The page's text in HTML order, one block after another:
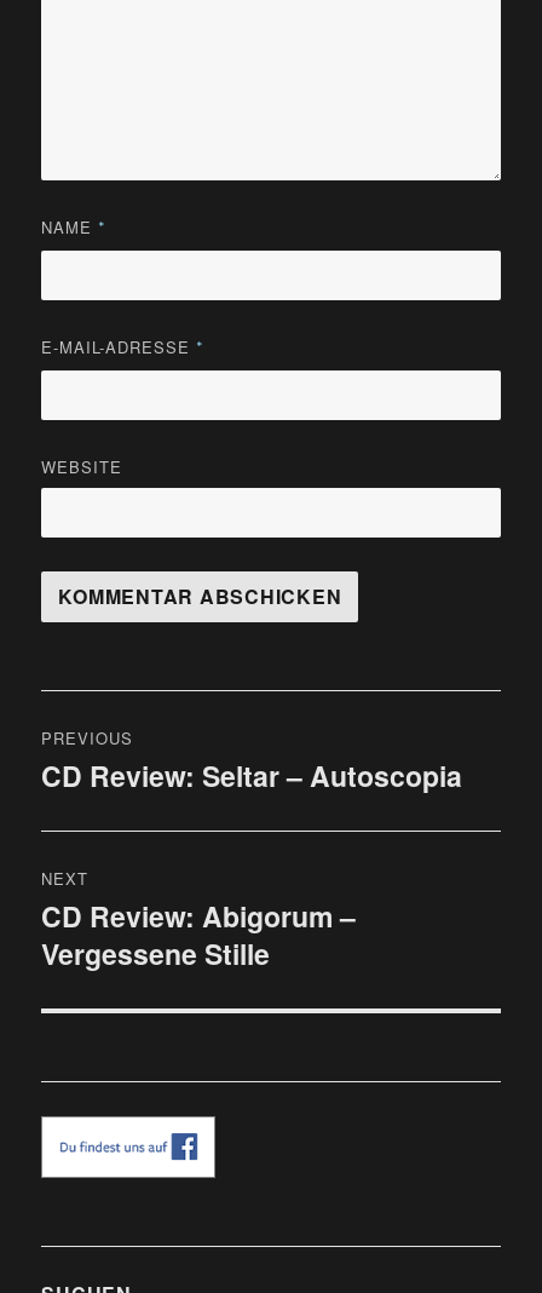
NAME *
E-MAIL-ADRESSE *
WEBSITE
PREVIOUS
Previous
CD Review: Seltar – Autoscopia
NEXT
Next
post:
CD Review: Abigorum –
Vergessene Stille